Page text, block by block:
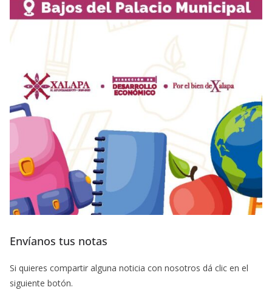
Envíanos tus notas
Si quieres compartir alguna noticia con nosotros dá clic en el
siguiente botón.